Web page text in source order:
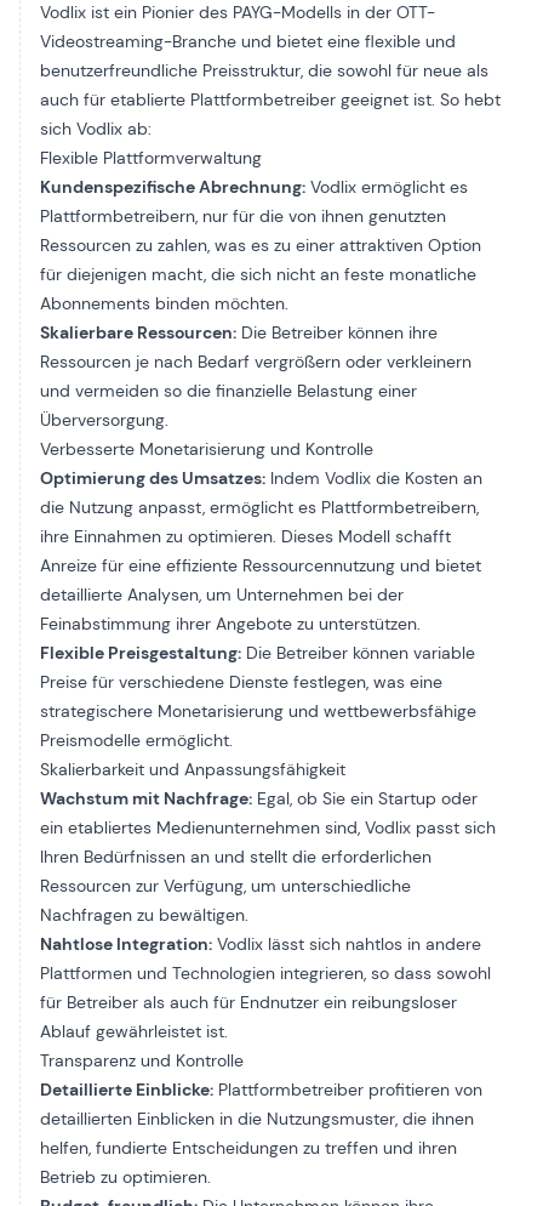
Vodlix ist ein Pionier des PAYG-Modells in der OTT-
Videostreaming-Branche und bietet eine flexible und
benutzerfreundliche Preisstruktur, die sowohl für neue als
auch für etablierte Plattformbetreiber geeignet ist. So hebt
sich Vodlix ab:
Flexible Plattformverwaltung
Kundenspezifische Abrechnung: Vodlix ermöglicht es
Plattformbetreibern, nur für die von ihnen genutzten
Ressourcen zu zahlen, was es zu einer attraktiven Option
für diejenigen macht, die sich nicht an feste monatliche
Abonnements binden möchten.
Skalierbare Ressourcen: Die Betreiber können ihre
Ressourcen je nach Bedarf vergrößern oder verkleinern
und vermeiden so die finanzielle Belastung einer
Überversorgung.
Verbesserte Monetarisierung und Kontrolle
Optimierung des Umsatzes: Indem Vodlix die Kosten an
die Nutzung anpasst, ermöglicht es Plattformbetreibern,
ihre Einnahmen zu optimieren. Dieses Modell schafft
Anreize für eine effiziente Ressourcennutzung und bietet
detaillierte Analysen, um Unternehmen bei der
Feinabstimmung ihrer Angebote zu unterstützen.
Flexible Preisgestaltung: Die Betreiber können variable
Preise für verschiedene Dienste festlegen, was eine
strategischere Monetarisierung und wettbewerbsfähige
Preismodelle ermöglicht.
Skalierbarkeit und Anpassungsfähigkeit
Wachstum mit Nachfrage: Egal, ob Sie ein Startup oder
ein etabliertes Medienunternehmen sind, Vodlix passt sich
Ihren Bedürfnissen an und stellt die erforderlichen
Ressourcen zur Verfügung, um unterschiedliche
Nachfragen zu bewältigen.
Nahtlose Integration: Vodlix lässt sich nahtlos in andere
Plattformen und Technologien integrieren, so dass sowohl
für Betreiber als auch für Endnutzer ein reibungsloser
Ablauf gewährleistet ist.
Transparenz und Kontrolle
Detaillierte Einblicke: Plattformbetreiber profitieren von
detaillierten Einblicken in die Nutzungsmuster, die ihnen
helfen, fundierte Entscheidungen zu treffen und ihren
Betrieb zu optimieren.